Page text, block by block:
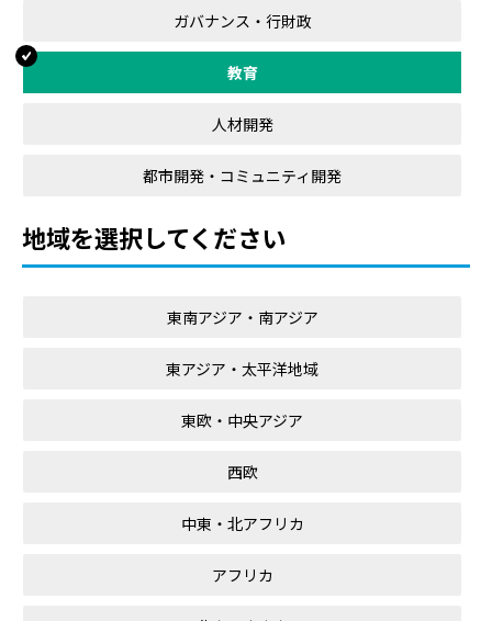
ガバナンス・行財政
教育
人材開発
都市開発・コミュニティ開発
地域を選択してください
東南アジア・南アジア
東アジア・太平洋地域
東欧・中央アジア
西欧
中東・北アフリカ
アフリカ